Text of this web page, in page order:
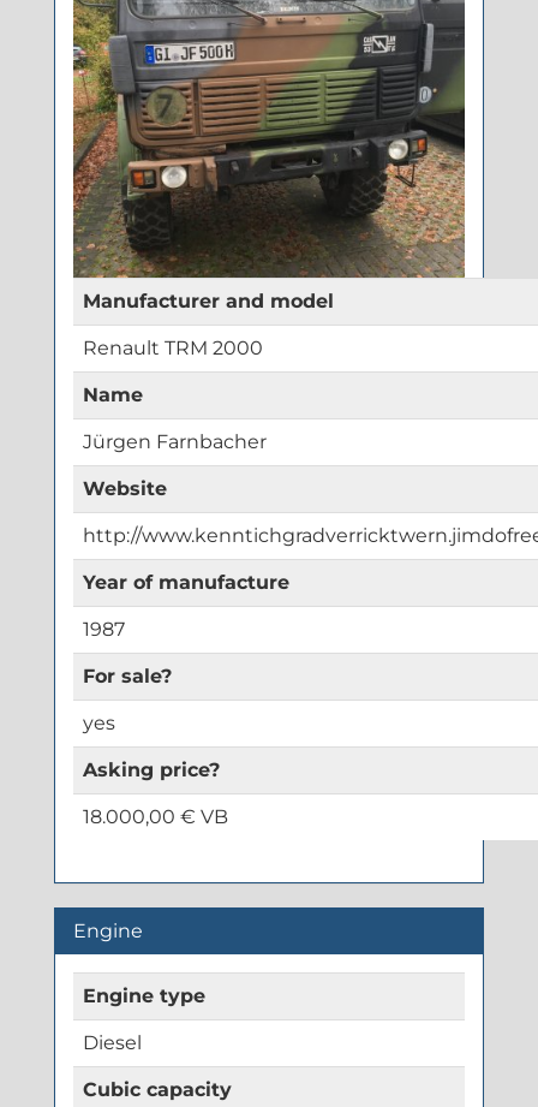
Manufacturer and model
Renault TRM 2000
Name
Jürgen Farnbacher
Website
http://
Year of manufacture
1987
For sale?
yes
Asking price?
18.000,00 € VB
Engine
Engine type
Diesel
Cubic capacity